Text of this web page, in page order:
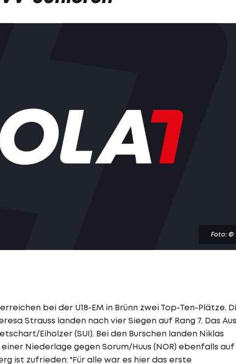
Foto: ©
bei der U18-EM in Brünn zwei Top-Ten-Plätze.
Strauss landen nach vier Siegen auf Rang 7. Das Aus
Eiholzer (SUI). Bei den Burschen landen Niklas
einer Niederlage gegen Sorum/Huus (NOR) ebenfalls auf
ist zufrieden: "Für alle war es hier das erste